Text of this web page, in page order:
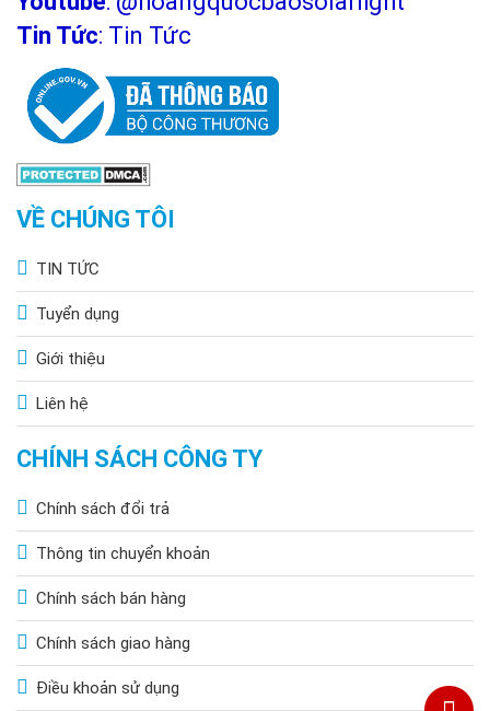
Tin Tức: Tin Tức
VỀ CHÚNG TÔI
TIN TỨC
Tuyển dụng
Giới thiệu
Liên hệ
CHÍNH SÁCH CÔNG TY
Chính sách đổi trả
Thông tin chuyển khoản
Chính sách bán hàng
Chính sách giao hàng
Điều khoản sử dụng